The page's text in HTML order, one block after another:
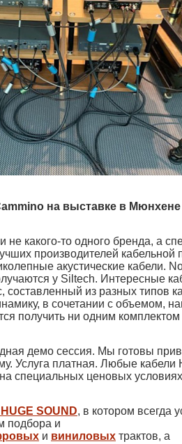
на выставке в Мюнхене
какого-то одного бренда, а
производителей
акустические кабели.
у Siltech. Интересные
из разных типов
в сочетании с объемом,
получить ни одним
демо сессия. Мы готовы
Услуга платная. Любые кабели
специальных ценовых
SOUND, в котором всегда
подбора и
и виниловых трактов, а